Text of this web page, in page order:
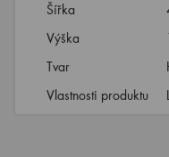
Šířka
Výška
Tvar
Vlastnosti produktu